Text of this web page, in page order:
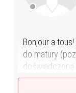
Bonjour a
do matury